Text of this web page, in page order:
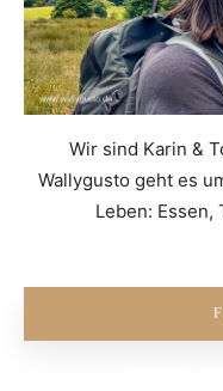
Wir sind Karin &
Wallygusto geht es
Leben: Essen,